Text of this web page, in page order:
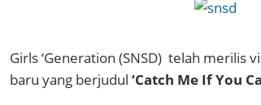
Girls ‘Generation (SNSD) telah merilis
baru yang berjudul ‘Catch Me If You